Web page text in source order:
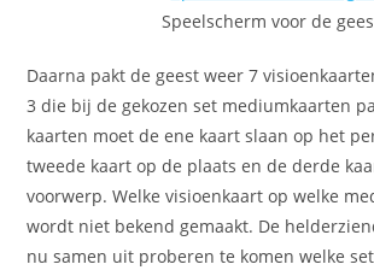
Speelscherm voor de
Daarna pakt de geest weer 7
3 die bij de gekozen set mediumkaarten
kaarten moet de ene kaart slaan op het
tweede kaart op de plaats en de derde
voorwerp. Welke visioenkaart op welke
wordt niet bekend gemaakt. De
nu samen uit proberen te komen welke